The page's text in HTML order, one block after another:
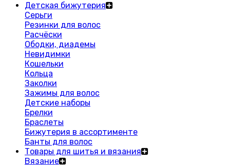
Детская бижутерия
Серьги
Резинки для волос
Расчёски
Ободки, диадемы
Невидимки
Кошельки
Кольца
Заколки
Зажимы для волос
Детские наборы
Брелки
Браслеты
Бижутерия в ассортименте
Банты для волос
Товары для шитья и вязания
Вязание